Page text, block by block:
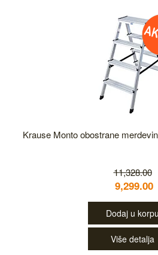
Krause Monto obostrane
11,328.00
9,299.00
Dodaj u korpu
Više detalja